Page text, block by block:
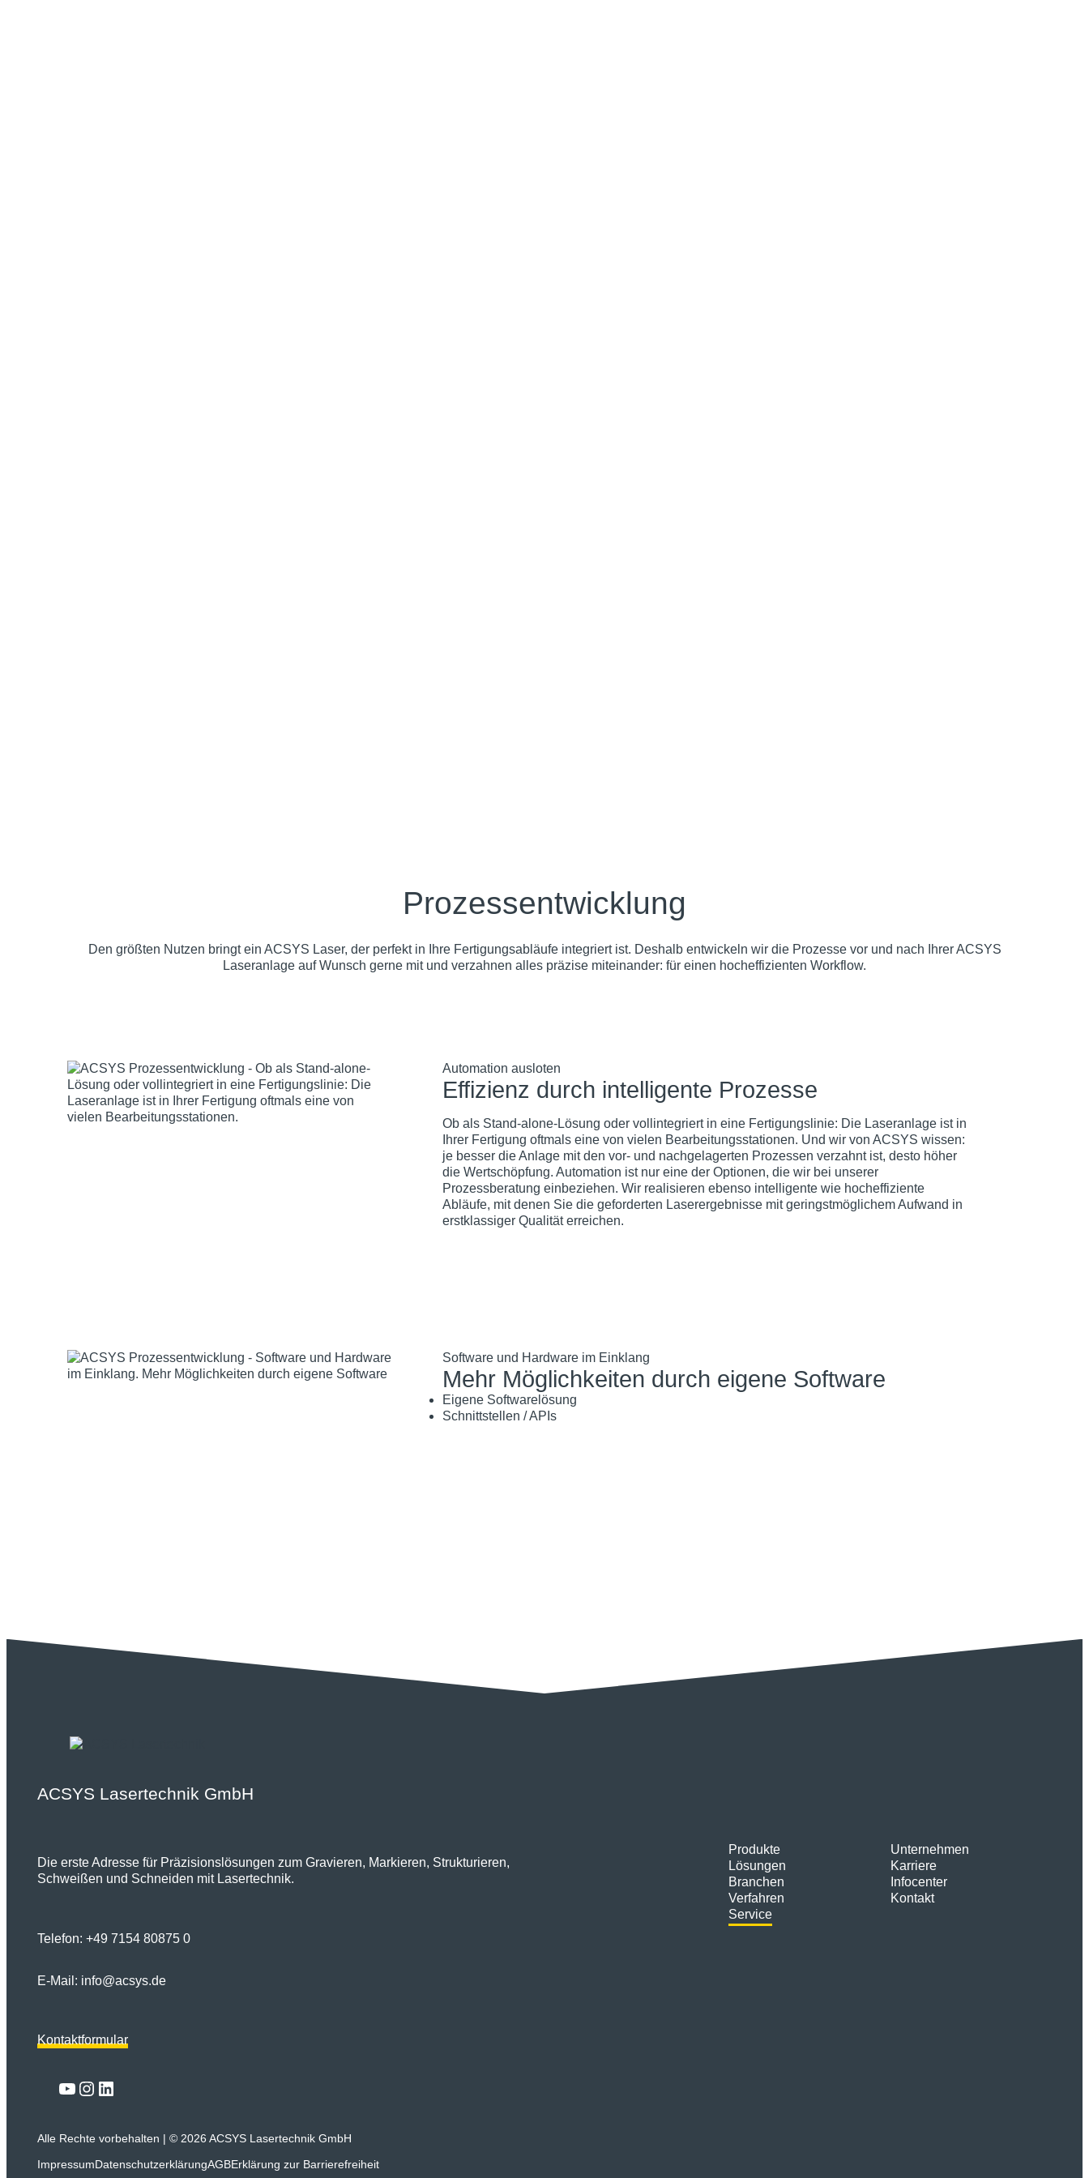
Prozessentwicklung
Den größten Nutzen bringt ein ACSYS Laser, der perfekt in Ihre Fertigungsabläufe integriert ist. Deshalb entwickeln wir die Prozesse vor und nach Ihrer ACSYS
Laseranlage auf Wunsch gerne mit und verzahnen alles präzise miteinander: für einen hocheffizienten Workflow.
Automation ausloten
Effizienz durch intelligente Prozesse
Ob als Stand-alone-Lösung oder vollintegriert in eine Fertigungslinie: Die Laseranlage ist in
Ihrer Fertigung oftmals eine von vielen Bearbeitungsstationen. Und wir von ACSYS wissen:
je besser die Anlage mit den vor- und nachgelagerten Prozessen verzahnt ist, desto höher
die Wertschöpfung. Automation ist nur eine der Optionen, die wir bei unserer
Prozessberatung einbeziehen. Wir realisieren ebenso intelligente wie hocheffiziente
Abläufe, mit denen Sie die geforderten Laserergebnisse mit geringstmöglichem Aufwand in
erstklassiger Qualität erreichen.
Software und Hardware im Einklang
Mehr Möglichkeiten durch eigene Software
Eigene Softwarelösung
Schnittstellen / APIs
ACSYS Lasertechnik GmbH
Die erste Adresse für Präzisionslösungen zum Gravieren, Markieren, Strukturieren,
Schweißen und Schneiden mit Lasertechnik.
Telefon: +49 7154 80875 0
E-Mail: info@acsys.de
Kontaktformular
Produkte
Lösungen
Branchen
Verfahren
Service
Unternehmen
Karriere
Infocenter
Kontakt
LinkYouTube
Instagram
LinkedIn
Alle Rechte vorbehalten | © 2026 ACSYS Lasertechnik GmbH
ImpressumDatenschutzerklärungAGBErklärung zur Barrierefreiheit